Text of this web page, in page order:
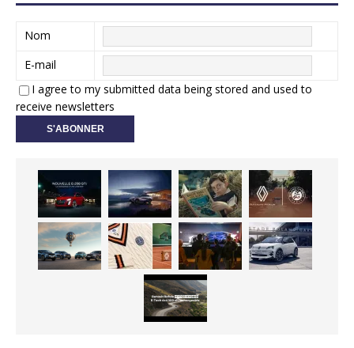
Nom
E-mail
I agree to my submitted data being stored and used to
receive newsletters